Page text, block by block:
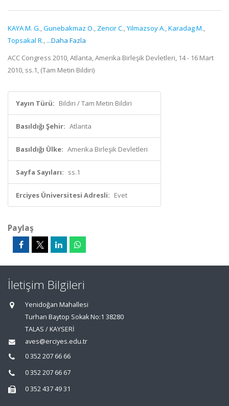
KAYA M. G.,Gunebakmaz O., Zencir C.,Yilmazsoy A.,Karadag M.,
Topsakal R., ...Daha Fazla
ACC Congress 2010, Atlanta, Amerika Birleşik Devletleri, 14 - 16 Mart
2010, ss.1, (Tam Metin Bildiri)
Yayın Türü: Bildiri / Tam Metin Bildiri
Basıldığı Şehir: Atlanta
Basıldığı Ülke: Amerika Birleşik Devletleri
Sayfa Sayıları: ss.1
Erciyes Üniversitesi Adresli: Evet
Paylaş
İletişim Bilgileri
Yenidoğan Mahallesi
Turhan Baytop Sokak No:1 38280
TALAS / KAYSERİ
aves@erciyes.edu.tr
0 352 207 66 66
0 352 207 66 67
0 352 437 49 31